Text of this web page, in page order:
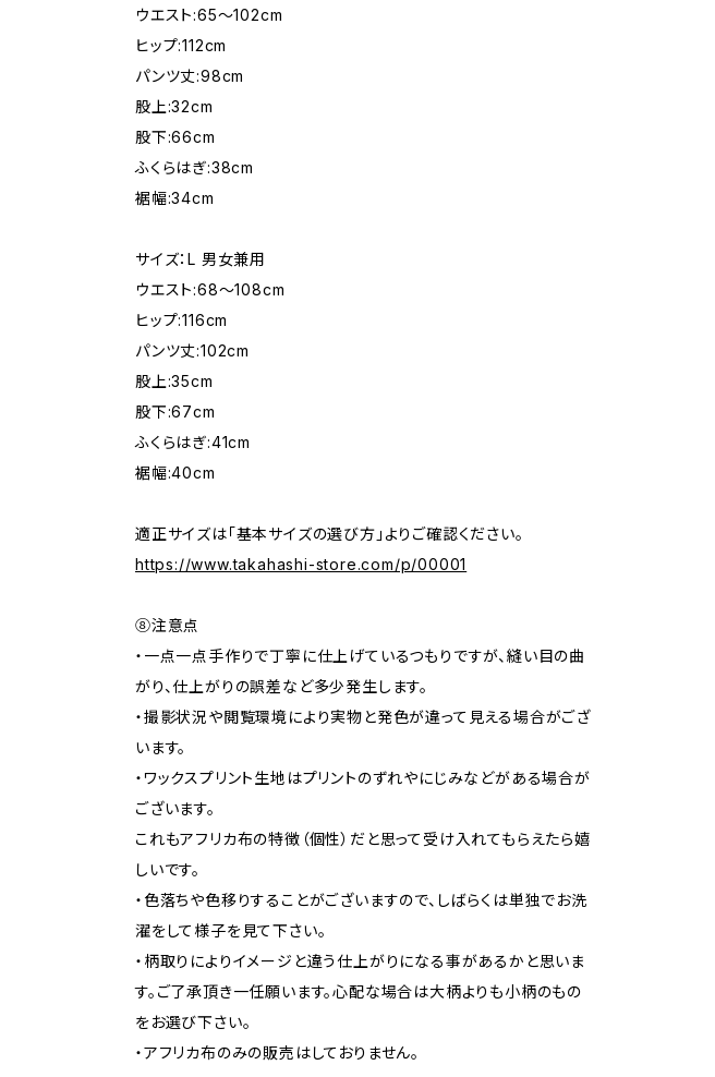
ウエスト:65～102cm
ヒップ:112cm
パンツ丈:98cm
股上:32cm
股下:66cm
ふくらはぎ:38cm
裾幅:34cm
サイズ：L 男女兼用
ウエスト:68〜108cm
ヒップ:116cm
パンツ丈:102cm
股上:35cm
股下:67cm
ふくらはぎ:41cm
裾幅:40cm
適正サイズは「基本サイズの選び方」よりご確認ください。
https://www.takahashi-store.com/p/00001
⑧注意点
・一点一点手作りで丁寧に仕上げているつもりですが、縫い目の曲
がり、仕上がりの誤差など多少発生します。
・撮影状況や閲覧環境により実物と発色が違って見える場合がござ
います。
・ワックスプリント生地はプリントのずれやにじみなどがある場合が
ございます。
これもアフリカ布の特徴（個性）だと思って受け入れてもらえたら嬉
しいです。
・色落ちや色移りすることがございますので、しばらくは単独でお洗
濯をして様子を見て下さい。
・柄取りによりイメージと違う仕上がりになる事があるかと思いま
す。ご了承頂き一任願います。心配な場合は大柄よりも小柄のもの
をお選び下さい。
・アフリカ布のみの販売はしておりません。